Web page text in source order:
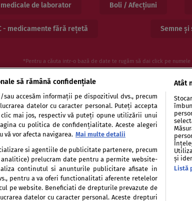
medicale de laborator Boli / Afecțiuni
- medicamente fără rețetă Semne și
*Pentru a căuta intr-o bază de date te rugăm să dai click pe
Politica de confidentialitate Politica
să rămână confidențiale
accesăm informații pe dispozitivul dvs., precum
datelor cu caracter personal. Puteți accepta
mai jos, respectiv vă puteți opune utilizării unui
cu politica de confidențialitate. Aceste alegeri
vor afecta navigarea. Mai multe detalii
si agentiile de publicitate partenere, precum
prelucram date pentru a permite website-
continutul si anunturile publicitare afisate in
pentru a va oferi functionalitati aferente retelelor
pe website. Beneficiati de drepturile prevazute de
datelor cu caracter personal. Aceste drepturi
Atât
și
Listă